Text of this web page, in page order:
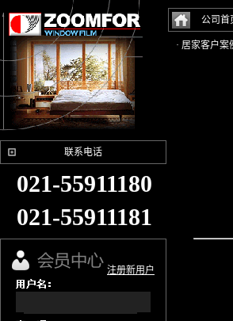
公司首
· 居家客户案
联系电话
021-55911180
021-55911181
注册新用户